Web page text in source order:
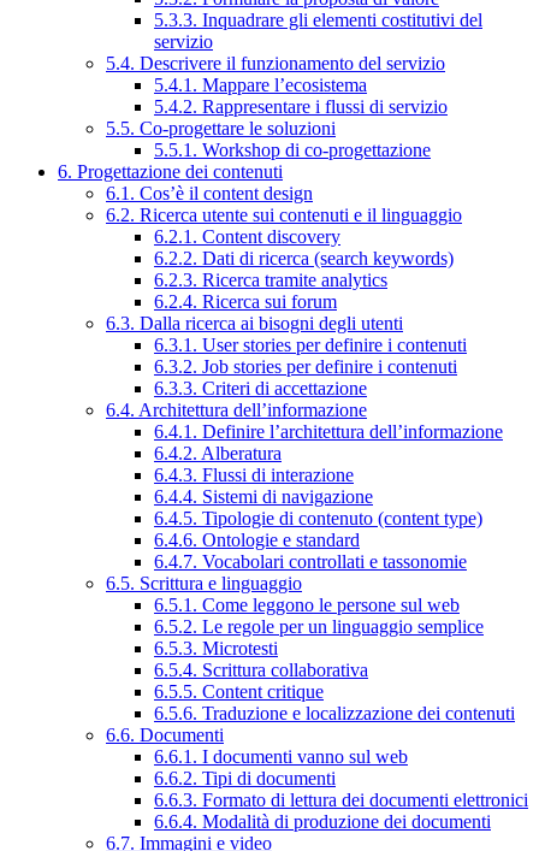
5.3.3. Inquadrare gli elementi costitutivi del
servizio
5.4. Descrivere il funzionamento del servizio
5.4.1. Mappare l’ecosistema
5.4.2. Rappresentare i flussi di servizio
5.5. Co-progettare le soluzioni
5.5.1. Workshop di co-progettazione
6. Progettazione dei contenuti
6.1. Cos’è il content design
6.2. Ricerca utente sui contenuti e il linguaggio
6.2.1. Content discovery
6.2.2. Dati di ricerca (search keywords)
6.2.3. Ricerca tramite analytics
6.2.4. Ricerca sui forum
6.3. Dalla ricerca ai bisogni degli utenti
6.3.1. User stories per definire i contenuti
6.3.2. Job stories per definire i contenuti
6.3.3. Criteri di accettazione
6.4. Architettura dell’informazione
6.4.1. Definire l’architettura dell’informazione
6.4.2. Alberatura
6.4.3. Flussi di interazione
6.4.4. Sistemi di navigazione
6.4.5. Tipologie di contenuto (content type)
6.4.6. Ontologie e standard
6.4.7. Vocabolari controllati e tassonomie
6.5. Scrittura e linguaggio
6.5.1. Come leggono le persone sul web
6.5.2. Le regole per un linguaggio semplice
6.5.3. Microtesti
6.5.4. Scrittura collaborativa
6.5.5. Content critique
6.5.6. Traduzione e localizzazione dei contenuti
6.6. Documenti
6.6.1. I documenti vanno sul web
6.6.2. Tipi di documenti
6.6.3. Formato di lettura dei documenti elettronici
6.6.4. Modalità di produzione dei documenti
6.7. Immagini e video